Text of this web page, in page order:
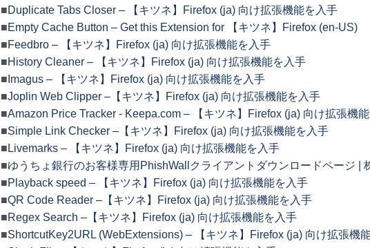
■Duplicate Tabs Closer – 【キツネ】Firefox (ja) 向け拡張機能を入手
■Empty Cache Button – Get this Extension for 【キツネ】Firefox (en-US)
■Feedbro – 【キツネ】Firefox (ja) 向け拡張機能を入手
■History Cleaner – 【キツネ】Firefox (ja) 向け拡張機能を入手
■ Imagus – 【キツネ】Firefox (ja) 向け拡張機能を入手
■Joplin Web Clipper –【キツネ】Firefox (ja) 向け拡張機能を入手
■Amazon Price Tracker - Keepa.com – 【キツネ】Firefox (ja) 向け拡張機
■Simple Link Checker –【キツネ】Firefox (ja) 向け拡張機能を入手
■ Livemarks – 【キツネ】Firefox (ja) 向け拡張機能を入手
■ゆうちょ銀行のお客様専用PhishWallクライアントダウンロードページ |
■Playback speed – 【キツネ】Firefox (ja) 向け拡張機能を入手
■QR Code Reader –【キツネ】Firefox (ja) 向け拡張機能を入手
■Regex Search –【キツネ】Firefox (ja) 向け拡張機能を入手
■ShortcutKey2URL (WebExtensions) – 【キツネ】Firefox (ja) 向け拡張機